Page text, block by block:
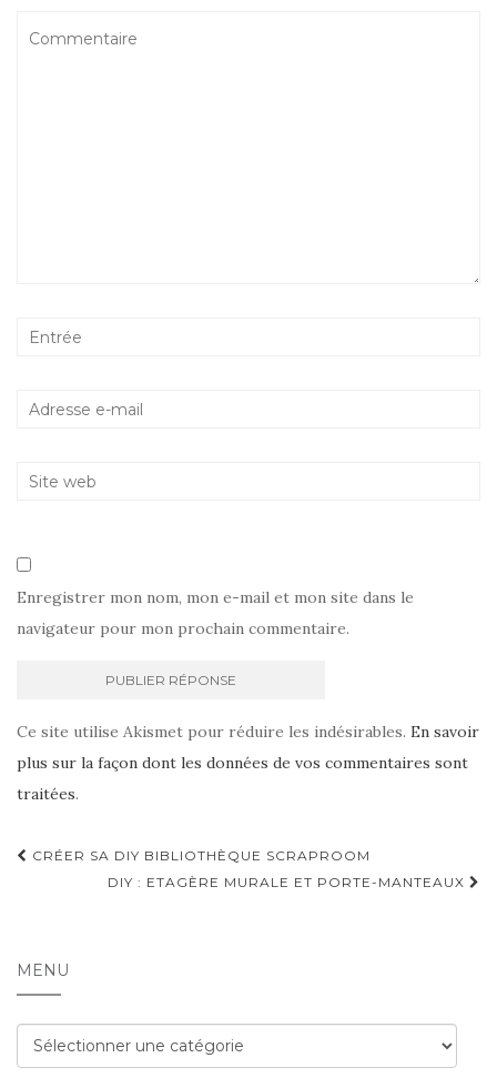
Enregistrer mon nom, mon e-mail et mon site dans le
navigateur pour mon prochain commentaire.
Ce site utilise Akismet pour réduire les indésirables. En savoir
plus sur la façon dont les données de vos commentaires sont
traitées.
Navigation
d'article
CRÉER SA DIY BIBLIOTHÈQUE SCRAPROOM
DIY : ETAGÈRE MURALE ET PORTE-MANTEAUX
MENU
Menu